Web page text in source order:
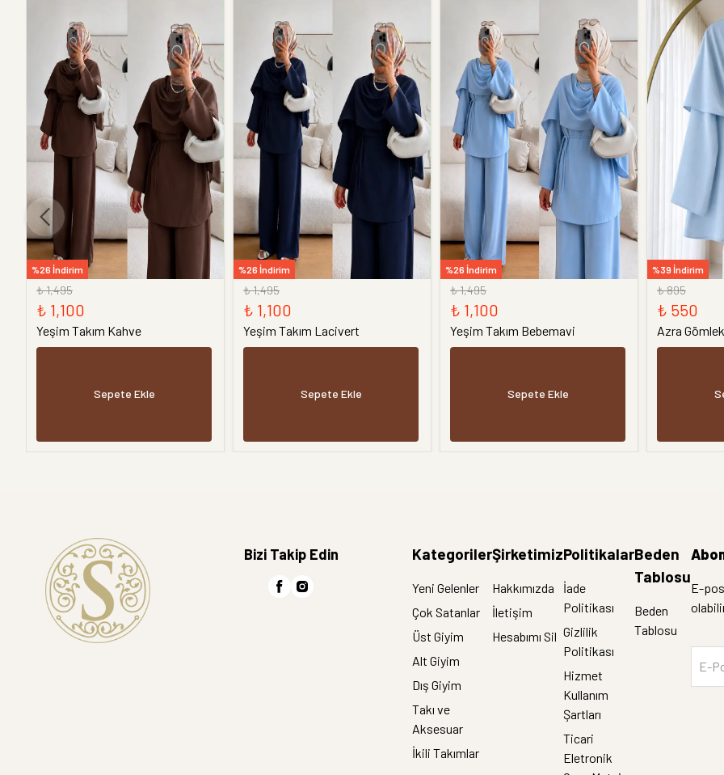
%26 İndirim
₺ 1,495
₺ 1,100
Yeşim Takım Kahve
Sepete Ekle
%26 İndirim
₺ 1,495
₺ 1,100
Yeşim Takım Lacivert
Sepete Ekle
%26 İndirim
₺ 1,495
₺ 1,100
Yeşim Takım Bebemavi
Sepete Ekle
%39 İndirim
₺ 895
₺ 550
Azra
Bizi Takip Edin Kategoriler
Yeni Gelenler
Çok Satanlar
Üst Giyim
Alt Giyim
Dış Giyim
Takı ve
Aksesuar
İkili Takımlar
Şirketimiz
Hakkımızda
İletişim
Hesabımı Sil
Politikalar
İade
Politikası
Gizlilik
Politikası
Hizmet
Kullanım
Şartları
Ticari
Eletronik
Beden
Tablosu
Beden
Tablosu
E-
E-